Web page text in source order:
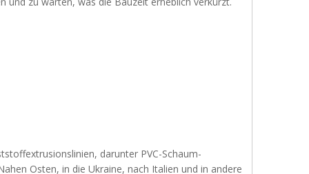
darunter PVC-Schaum-
Osten, in die Ukraine, nach Italien und in andere